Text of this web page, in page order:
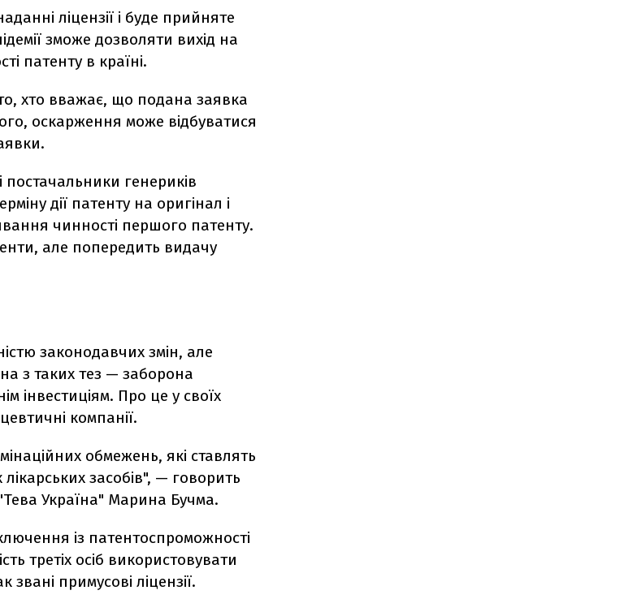
ліцензії і буде прийняте
зможе дозволяти вихід на
патенту в країні.
хто вважає, що подана заявка
оскарження може відбуватися
генериків
дії патенту на оригінал і
чинності першого патенту.
але попередить видачу
законодавчих змін, але
з таких тез — заборона
інвестиціям. Про це у своїх
компанії.
обмежень, які ставлять
засобів", — говорить
Україна" Марина Бучма.
із патентоспроможності
третіх осіб використовувати
примусові ліцензії.